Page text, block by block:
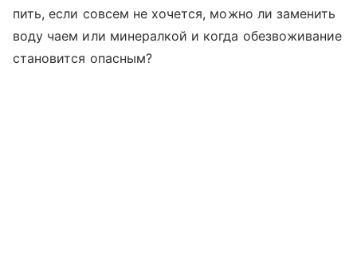
пить, если совсем не хочется, можно ли заменить
воду чаем или минералкой и когда обезвоживание
становится опасным?